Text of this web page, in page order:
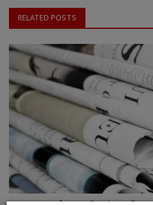
RELATED POSTS